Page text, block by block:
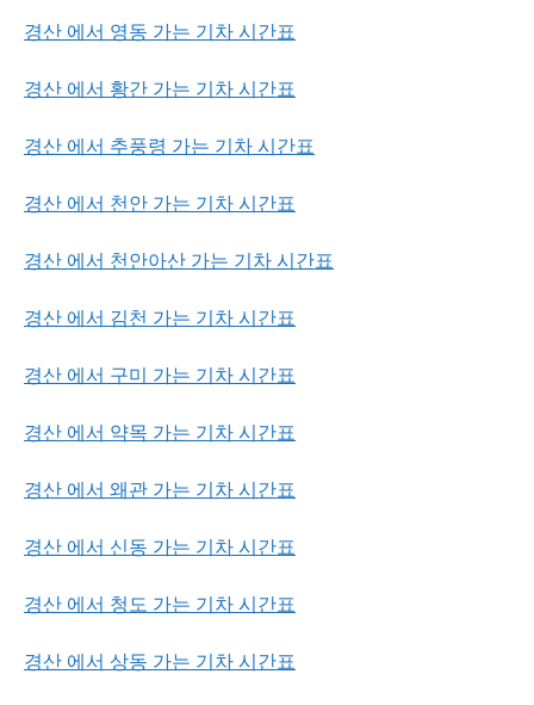
경산 에서 영동 가는 기차 시간표
경산 에서 황간 가는 기차 시간표
경산 에서 추풍령 가는 기차 시간표
경산 에서 천안 가는 기차 시간표
경산 에서 천안아산 가는 기차 시간표
경산 에서 김천 가는 기차 시간표
경산 에서 구미 가는 기차 시간표
경산 에서 약목 가는 기차 시간표
경산 에서 왜관 가는 기차 시간표
경산 에서 신동 가는 기차 시간표
경산 에서 청도 가는 기차 시간표
경산 에서 상동 가는 기차 시간표